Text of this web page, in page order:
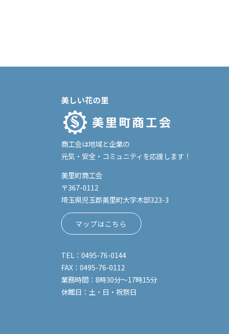
商工会は地域と企業の
元気・安全・コミュニティを応援します！
美里町商工会
〒367-0112
埼玉県児玉郡美里町大字木部323-3
マップはこちら
TEL：0495-76-0144
FAX：0495-76-0112
業務時間：8時30分～17時15分
休館日：土・日・祝祭日